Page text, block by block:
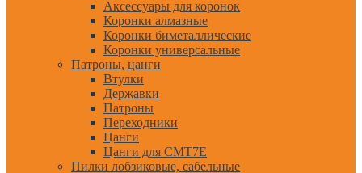
Аксессуары для коронок
Коронки алмазные
Коронки биметаллические
Коронки универсальные
Патроны, цанги
Втулки
Державки
Патроны
Переходники
Цанги
Цанги для CMT7E
Пилки лобзиковые, сабельные